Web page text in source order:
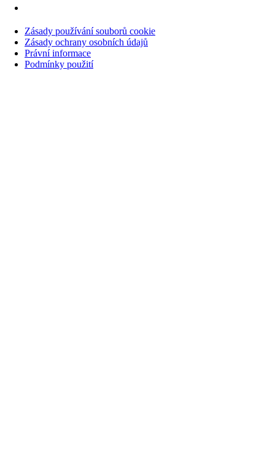
Zásady používání souborů cookie
Zásady ochrany osobních údajů
Právní informace
Podmínky použití